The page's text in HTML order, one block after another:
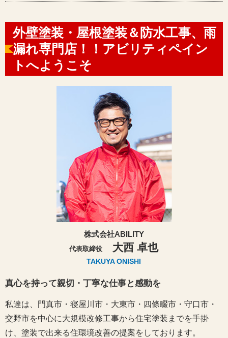
外壁塗装・屋根塗装＆防水工事、雨
漏れ専門店！！アビリティペイン
トへようこそ
株式会社ABILITY
代表取締役 大西 卓也
TAKUYA ONISHI
真心を持って親切・丁寧な仕事と感動を
私達は、門真市・寝屋川市・大東市・四條畷市・守口市・
交野市を中心に大規模改修工事から住宅塗装までを手掛
け、塗装で出来る住環境改善の提案をしております。